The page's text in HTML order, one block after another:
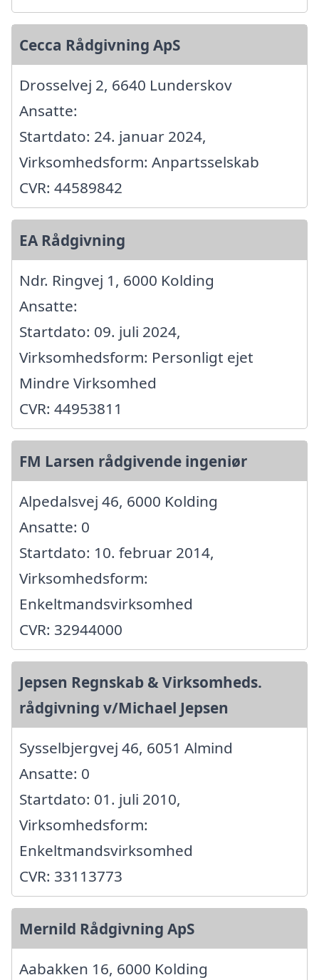
Cecca Rådgivning ApS
Drosselvej 2, 6640 Lunderskov
Ansatte:
Startdato: 24. januar 2024,
Virksomhedsform: Anpartsselskab
CVR: 44589842
EA Rådgivning
Ndr. Ringvej 1, 6000 Kolding
Ansatte:
Startdato: 09. juli 2024,
Virksomhedsform: Personligt ejet
Mindre Virksomhed
CVR: 44953811
FM Larsen rådgivende ingeniør
Alpedalsvej 46, 6000 Kolding
Ansatte: 0
Startdato: 10. februar 2014,
Virksomhedsform:
Enkeltmandsvirksomhed
CVR: 32944000
Jepsen Regnskab & Virksomheds.
rådgivning v/Michael Jepsen
Sysselbjergvej 46, 6051 Almind
Ansatte: 0
Startdato: 01. juli 2010,
Virksomhedsform:
Enkeltmandsvirksomhed
CVR: 33113773
Mernild Rådgivning ApS
Aabakken 16, 6000 Kolding